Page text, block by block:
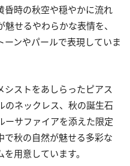
昏時の秋空や穏やかに流れ
せるやわらかな表情を、
ンやパールで表現していま
シストをあしらったピアス
のネックレス、秋の誕生石
ーサファイアを添えた限定
で秋の自然が魅せる多彩な
用意しています。